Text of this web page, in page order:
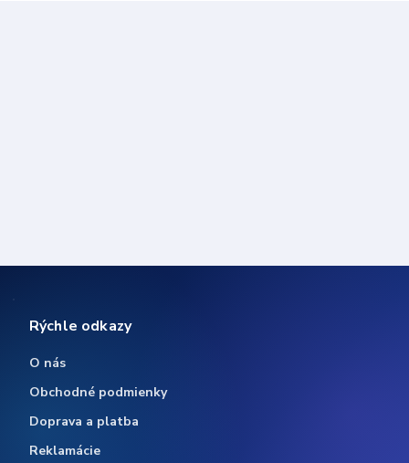
Rýchle odkazy
O nás
Obchodné podmienky
Doprava a platba
Reklamácie